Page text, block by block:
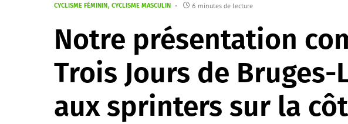
CYCLISME FÉMININ CYCLISME MASCULIN 6 minutes de lecture
Notre présentation
Trois Jours de Bruges-
aux sprinters sur la